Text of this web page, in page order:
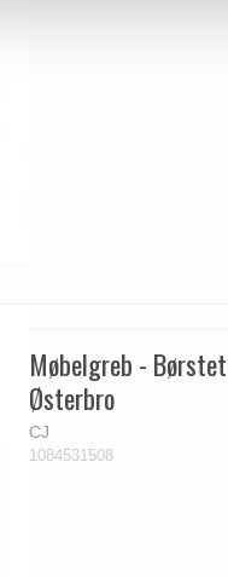
Møbelgreb -
Østerbro
CJ
1084531508